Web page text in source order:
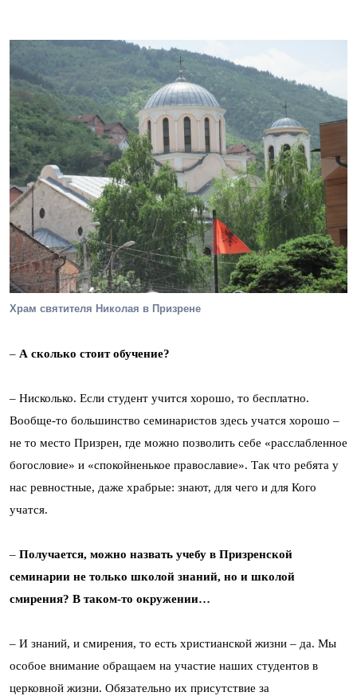
Храм святителя Николая в Призрене
– А сколько стоит обучение?
– Нисколько. Если студент учится хорошо, то бесплатно.
Вообще-то большинство семинаристов здесь учатся хорошо –
не то место Призрен, где можно позволить себе «расслабленное
богословие» и «спокойненькое православие». Так что ребята у
нас ревностные, даже храбрые: знают, для чего и для Кого
учатся.
– Получается, можно назвать учебу в Призренской
семинарии не только школой знаний, но и школой
смирения? В таком-то окружении…
– И знаний, и смирения, то есть христианской жизни – да. Мы
особое внимание обращаем на участие наших студентов в
церковной жизни. Обязательно их присутствие за